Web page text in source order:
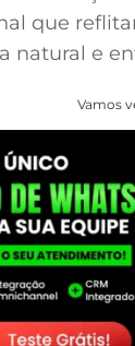
que
natural e
Vamos